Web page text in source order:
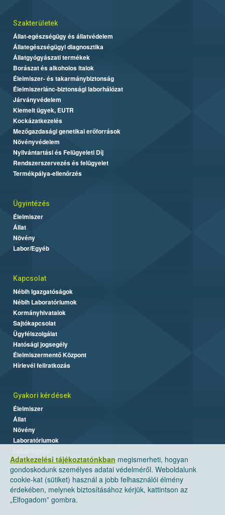
Adatkezelési tájékoztatónkban megismerheti, hogyan
gondoskodunk személyes adatai védelméről. Weboldalunk
cookie-kat (sütiket) használ a jobb felhasználói élmény
érdekében, melynek biztosításához kérjük, kattintson az
„Elfogadom” gombra.
Szakterületek
Állat-egészségügy és állatvédelem
Állategészségügyi diagnosztika
Állatgyógyászati termékek
Borászat és alkoholos italok
Élelmiszer- és takarmánybiztonság
Élelmiszerlánc-biztonsági laborhálózat
Járványvédelem
Kiemelt ügyek, EUTR
Kockázatkezelés
Mezőgazdasági genetikai erőforrások
Növényvédelem
Nyilvántartási és Felügyeleti Díj
Rendszerszervezés és felügyelet
Termékpálya-ellenőrzés
Ügyintézés
Élelmiszer
Állat
Növény
Labor/Egyéb
Kapcsolat
Nébih Igazgatóságok
Nébih Laboratóriumok
Kormányhivatalok
Sajtókapcsolat
Ügyfélszolgálat
Hatósági jogsegély
Élelmiszermentő Központ
Hírlevél feliratkozás
Gyakori kérdések
Élelmiszer
Állat
Növény
Laboratóriumok